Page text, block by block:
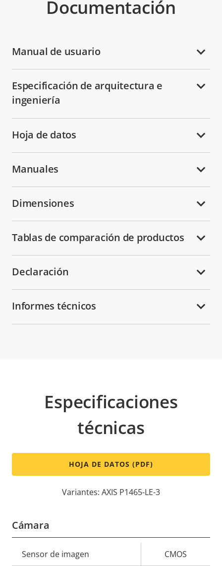
Documentación
Manual de usuario
Especificación de arquitectura e
ingeniería
Hoja de datos
Manuales
Dimensiones
Tablas de comparación de productos
Declaración
Informes técnicos
Especificaciones
técnicas
HOJA DE DATOS (PDF)
Variantes: AXIS P1465-LE-3
Cámara
Descripción
Sensor de imagen CMOS